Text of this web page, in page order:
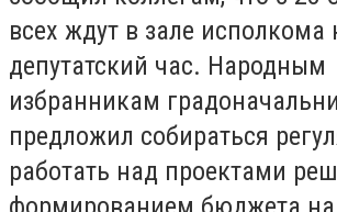
всех ждут в зале исполкома
депутатский час. Народным
избранникам
предложил собираться
работать над проектами